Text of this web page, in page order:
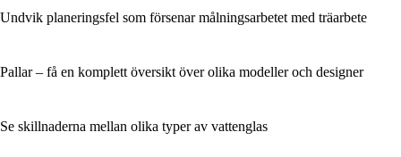
Undvik planeringsfel som försenar målningsarbetet med träarbete
Pallar – få en komplett översikt över olika modeller och designer
Se skillnaderna mellan olika typer av vattenglas